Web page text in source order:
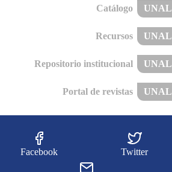
Catálogo UNAL
Recursos UNAL
Repositorio institucional UNAL
Portal de revistas UNAL
Facebook Twitter